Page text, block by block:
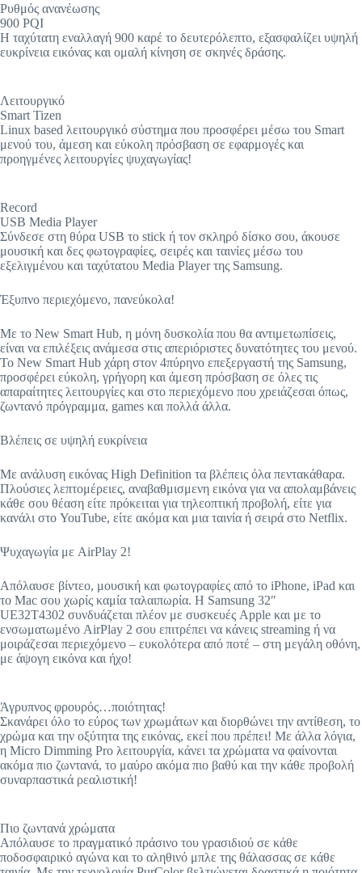
Ρυθμός ανανέωσης
900 PQI
Η ταχύτατη εναλλαγή 900 καρέ το δευτερόλεπτο, εξασφαλίζει υψηλή
ευκρίνεια εικόνας και ομαλή κίνηση σε σκηνές δράσης.
Λειτουργικό
Smart Tizen
Linux based λειτουργικό σύστημα που προσφέρει μέσω του Smart
μενού του, άμεση και εύκολη πρόσβαση σε εφαρμογές και
προηγμένες λειτουργίες ψυχαγωγίας!
Record
USB Media Player
Σύνδεσε στη θύρα USB το stick ή τον σκληρό δίσκο σου, άκουσε
μουσική και δες φωτογραφίες, σειρές και ταινίες μέσω του
εξελιγμένου και ταχύτατου Media Player της Samsung.
Έξυπνο περιεχόμενο, πανεύκολα!
Με το New Smart Hub, η μόνη δυσκολία που θα αντιμετωπίσεις,
είναι να επιλέξεις ανάμεσα στις απεριόριστες δυνατότητες του μενού.
Το New Smart Hub χάρη στον 4πύρηνο επεξεργαστή της Samsung,
προσφέρει εύκολη, γρήγορη και άμεση πρόσβαση σε όλες τις
απαραίτητες λειτουργίες και στο περιεχόμενο που χρειάζεσαι όπως,
ζωντανό πρόγραμμα, games και πολλά άλλα.
Βλέπεις σε υψηλή ευκρίνεια
Με ανάλυση εικόνας High Definition τα βλέπεις όλα πεντακάθαρα.
Πλούσιες λεπτομέρειες, αναβαθμισμενη εικόνα για να απολαμβάνεις
κάθε σου θέαση είτε πρόκειται για τηλεοπτική προβολή, είτε για
κανάλι στο YouTube, είτε ακόμα και μια ταινία ή σειρά στο Netflix.
Ψυχαγωγία με AirPlay 2!
Απόλαυσε βίντεο, μουσική και φωτογραφίες από το iPhone, iPad και
το Mac σου χωρίς καμία ταλαιπωρία. Η Samsung 32″
UE32T4302 συνδυάζεται πλέον με συσκευές Apple και με το
ενσωματωμένο AirPlay 2 σου επιτρέπει να κάνεις streaming ή να
μοιράζεσαι περιεχόμενο – ευκολότερα από ποτέ – στη μεγάλη οθόνη,
με άψογη εικόνα και ήχο!
Άγρυπνος φρουρός…ποιότητας!
Σκανάρει όλο το εύρος των χρωμάτων και διορθώνει την αντίθεση, το
χρώμα και την οξύτητα της εικόνας, εκεί που πρέπει! Με άλλα λόγια,
η Micro Dimming Pro λειτουργία, κάνει τα χρώματα να φαίνονται
ακόμα πιο ζωντανά, το μαύρο ακόμα πιο βαθύ και την κάθε προβολή
συναρπαστικά ρεαλιστική!
Πιο ζωντανά χρώματα
Απόλαυσε το πραγματικό πράσινο του γρασιδιού σε κάθε
ποδοσφαιρικό αγώνα και το αληθινό μπλε της θάλασσας σε κάθε